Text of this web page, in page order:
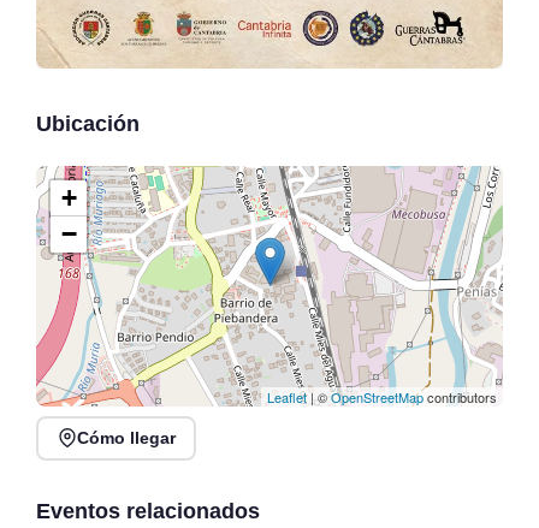
Ubicación
+
−
Leaflet| ©OpenStreetMapcontributors
Cómo llegar
Eventos relacionados
Talleres de Plantas
Mazcuerras